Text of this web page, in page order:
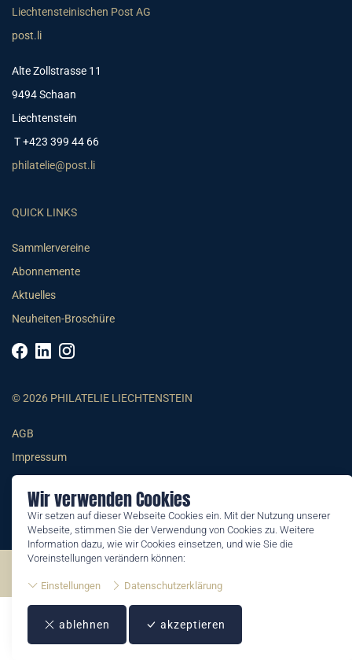
Wir verwenden Cookies
Wir setzen auf dieser Webseite Cookies ein. Mit der Nutzung unserer
Webseite, stimmen Sie der Verwendung von Cookies zu. Weitere
Information dazu, wie wir Cookies einsetzen, und wie Sie die
Voreinstellungen verändern können:
Einstellungen Datenschutzerklärung
ablehnen akzeptieren
Liechtensteinischen Post AG
post.li
Alte Zollstrasse 11
9494 Schaan
Liechtenstein
T +423 399 44 66
philatelie@post.li
QUICK LINKS
Sammlervereine
Abonnemente
Aktuelles
Neuheiten-Broschüre
© 2026 PHILATELIE LIECHTENSTEIN
AGB
Impressum
Datenschutzerklärung